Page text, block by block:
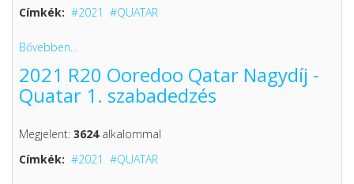
Címkék:
2021 QUATAR
Bővebben...
2021 R20 Ooredoo Qatar Nagydíj -
Quatar 1. szabadedzés
Megjelent: 3624alkalommal
Címkék:
2021 QUATAR